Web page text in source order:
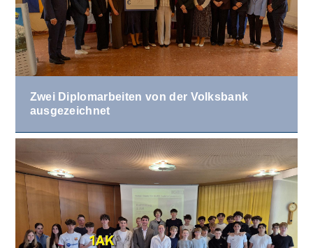
Zwei Diplomarbeiten von der Volksbank
ausgezeichnet